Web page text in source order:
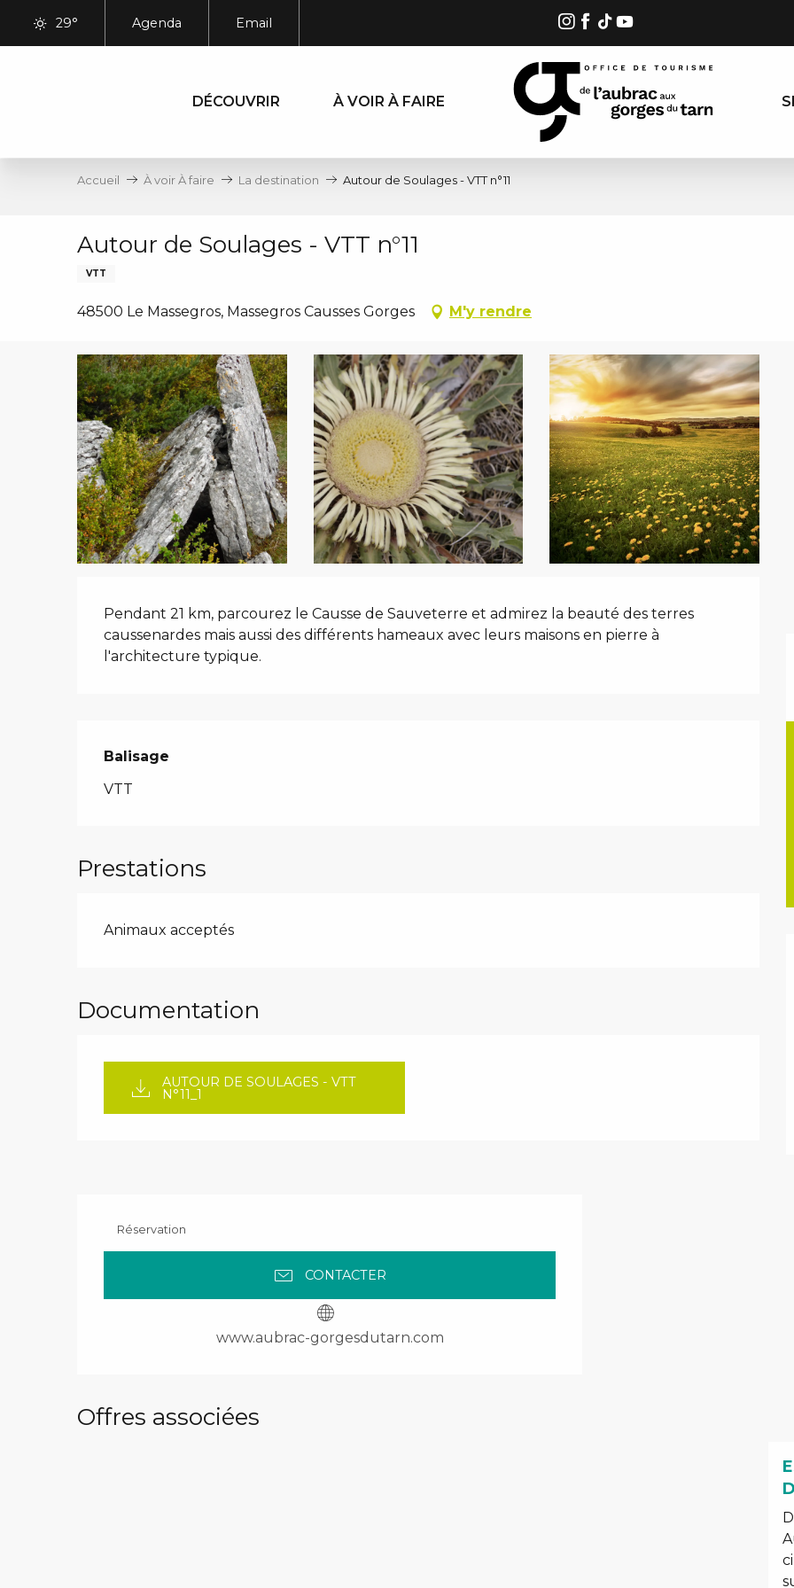
29° Agenda Email
DÉCOUVRIR À VOIR À FAIRE
Accueil À voir À faire La destination Autour de Soulages - VTT n°11
Autour de Soulages - VTT n°11
VTT
48500 Le Massegros, Massegros Causses Gorges M'y rendre
Pendant 21 km, parcourez le Causse de Sauveterre et admirez la beauté des terres
caussenardes mais aussi des différents hameaux avec leurs maisons en pierre à
l'architecture typique.
Balisage
VTT
Prestations
Animaux acceptés
Documentation
AUTOUR DE SOULAGES - VTT
N°11_1
Réservation
CONTACTER
www.aubrac-gorgesdutarn.com
Offres associées